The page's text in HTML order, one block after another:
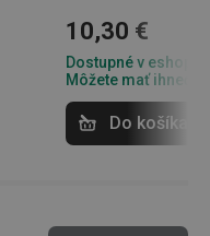
10,30 €
Dostupné v eshope
Môžete mať ihneď
Do košíka